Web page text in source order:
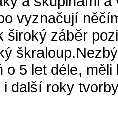
vyznačují
široký záběr
o 5 let déle,
další roky